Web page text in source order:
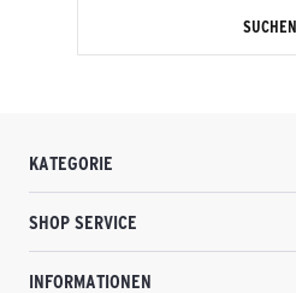
SUCHEN
KATEGORIE
SHOP SERVICE
INFORMATIONEN